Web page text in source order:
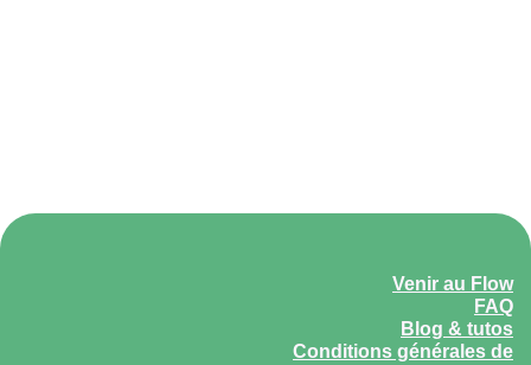
Venir au Flow
FAQ
Blog & tutos
Conditions générales de